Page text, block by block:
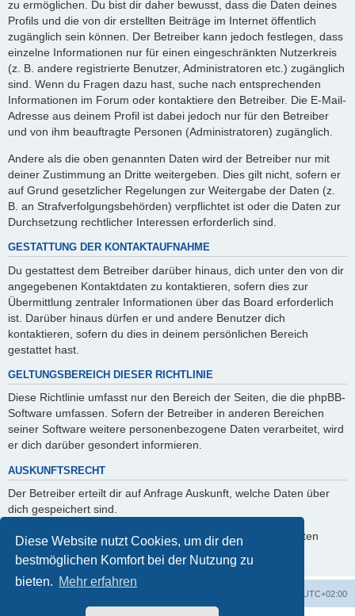
Diese Website nutzt Cookies, um dir den
bestmöglichen Komfort bei der Nutzung zu
bieten. Mehr erfahren
zu ermöglichen. Du bist dir daher bewusst, dass die Daten deines
Profils und die von dir erstellten Beiträge im Internet öffentlich
zugänglich sein können. Der Betreiber kann jedoch festlegen, dass
einzelne Informationen nur für einen eingeschränkten Nutzerkreis
(z. B. andere registrierte Benutzer, Administratoren etc.) zugänglich
sind. Wenn du Fragen dazu hast, suche nach entsprechenden
Informationen im Forum oder kontaktiere den Betreiber. Die E-Mail-
Adresse aus deinem Profil ist dabei jedoch nur für den Betreiber
und von ihm beauftragte Personen (Administratoren) zugänglich.
Andere als die oben genannten Daten wird der Betreiber nur mit
deiner Zustimmung an Dritte weitergeben. Dies gilt nicht, sofern er
auf Grund gesetzlicher Regelungen zur Weitergabe der Daten (z.
B. an Strafverfolgungsbehörden) verpflichtet ist oder die Daten zur
Durchsetzung rechtlicher Interessen erforderlich sind.
GESTATTUNG DER KONTAKTAUFNAHME
Du gestattest dem Betreiber darüber hinaus, dich unter den von dir
angegebenen Kontaktdaten zu kontaktieren, sofern dies zur
Übermittlung zentraler Informationen über das Board erforderlich
ist. Darüber hinaus dürfen er und andere Benutzer dich
kontaktieren, sofern du dies in deinem persönlichen Bereich
gestattet hast.
GELTUNGSBEREICH DIESER RICHTLINIE
Diese Richtlinie umfasst nur den Bereich der Seiten, die die phpBB-
Software umfassen. Sofern der Betreiber in anderen Bereichen
seiner Software weitere personenbezogene Daten verarbeitet, wird
er dich darüber gesondert informieren.
AUSKUNFTSRECHT
Der Betreiber erteilt dir auf Anfrage Auskunft, welche Daten über
dich gespeichert sind.
Du kannst jederzeit die Löschung bzw. Sperrung deiner Daten
verlangen. Kontaktiere hierzu bitte den Betreiber.
UTC+02:00